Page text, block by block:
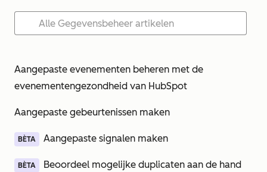
Aangepaste evenementen beheren met de
evenementengezondheid van HubSpot
Aangepaste gebeurtenissen maken
BÈTA Aangepaste signalen maken
BÈTA
Beoordeel mogelijke duplicaten aan de hand